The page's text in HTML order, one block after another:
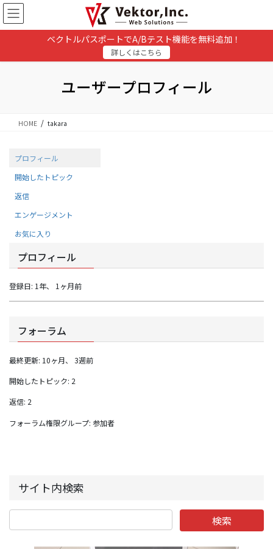
コ
ン
テ
ナ
ビ
ゲ
ベクトルパスポートでA/Bテスト機能を無料追加！
詳しくはこちら
ユーザープロフィール
HOME takara
プロフィール
開始したトピック
返信
エンゲージメント
お気に入り
プロフィール
登録日: 1年、 1ヶ月前
フォーラム
最終更新: 10ヶ月、 3週前
開始したトピック: 2
返信: 2
フォーラム権限グループ: 参加者
サイト内検索